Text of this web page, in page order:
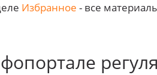
Избранное - все